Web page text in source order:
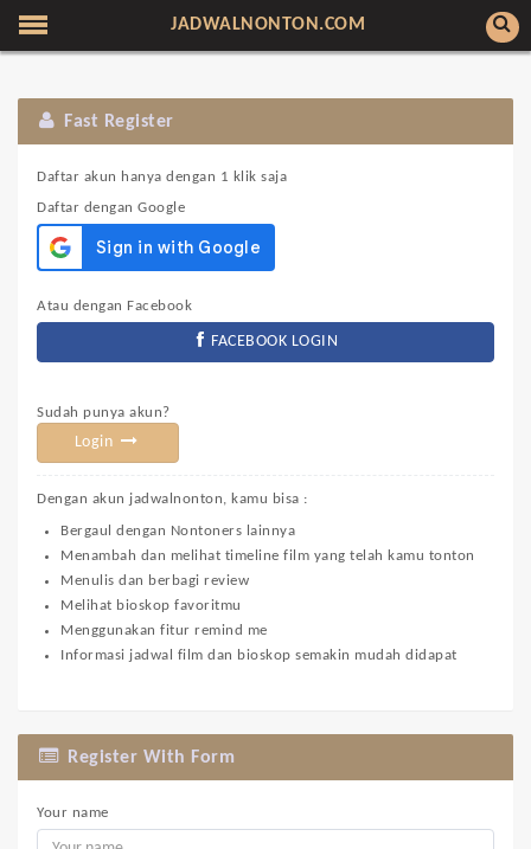
JADWALNONTON.COM
Fast Register
Daftar akun hanya dengan 1 klik saja
Daftar dengan Google
Atau dengan Facebook
FACEBOOK LOGIN
Sudah punya akun?
Login
Dengan akun jadwalnonton, kamu bisa :
Bergaul dengan Nontoners lainnya
Menambah dan melihat timeline film yang telah kamu tonton
Menulis dan berbagi review
Melihat bioskop favoritmu
Menggunakan fitur remind me
Informasi jadwal film dan bioskop semakin mudah didapat
Register With Form
Your name